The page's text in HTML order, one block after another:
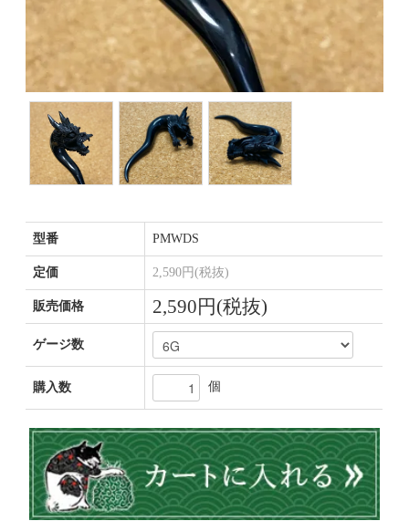
型番 PMWDS
定価 2,590円(税抜)
販売価格 2,590円(税抜)
ゲージ数
購入数 個